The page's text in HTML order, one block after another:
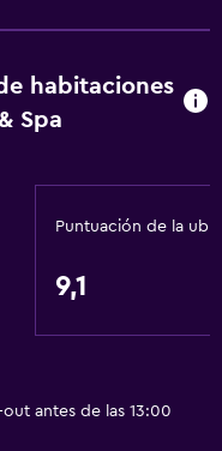
habitaciones
Spa
Puntuación de la
9,1
antes de las 13:00